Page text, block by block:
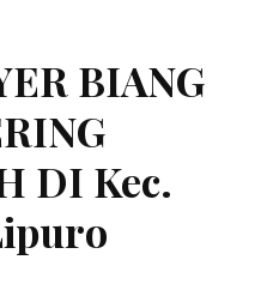
BIANG
DI Kec.